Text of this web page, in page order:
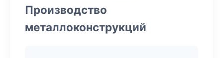
Производство
металлоконструкций